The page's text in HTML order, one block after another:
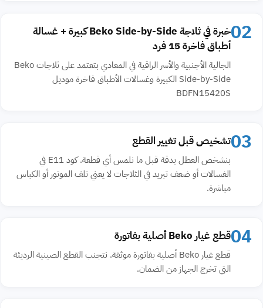
02
خبرة في ثلاجة Beko Side-by-Side كبيرة + غسالة
أطباق فاخرة 15 فرد
الجالية الأجنبية والأسر الراقية في المعادي بتعتمد على ثلاجات Beko
Side-by-Side الكبيرة وغسالات الأطباق فاخرة موديل
BDFN15420S
03تشخيص قبل تغيير القطع
بنشخص العطل بدقة قبل ما نلمس أي قطعة. كود E11 في
الغسالات أو ضعف تبريد في الثلاجات لا يعني تلف الموتور أو الكباس
مباشرة.
04قطع غيار Beko أصلية بفاتورة
قطع غيار Beko أصلية بفاتورة موثقة. نتجنب القطع الصينية الرديئة
التي تخرج الجهاز من الضمان.